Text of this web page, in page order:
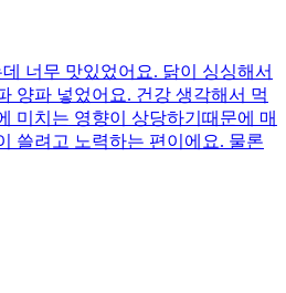
너무 맛있었어요. 닭이 싱싱해서
양파 넣었어요. 건강 생각해서 먹
미치는 영향이 상당하기때문에 매
쓸려고 노력하는 편이에요. 물론